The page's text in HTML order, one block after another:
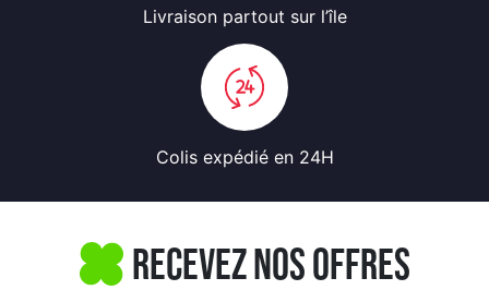
Livraison partout sur l’île
Colis expédié en 24H
Recevez nos offres